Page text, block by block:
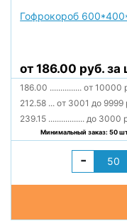
Гофрокороб
от 186.00 руб. за
186.00 ............... от 10000
212.58 ... от 3001 до 9999
239.15 ................. до 3000
Минимальный заказ: 50
-